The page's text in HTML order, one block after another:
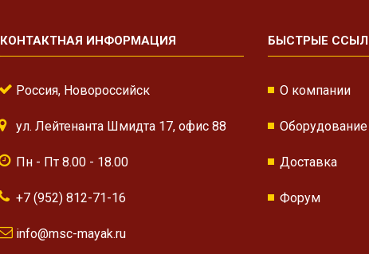
КОНТАКТНАЯ ИНФОРМАЦИЯ
Россия, Новороссийск
ул. Лейтенанта Шмидта 17, офис 88
Пн - Пт 8.00 - 18.00
+7 (952) 812-71-16
info@msc-mayak.ru
БЫСТРЫЕ
О компании
Оборудование
Доставка
Форум